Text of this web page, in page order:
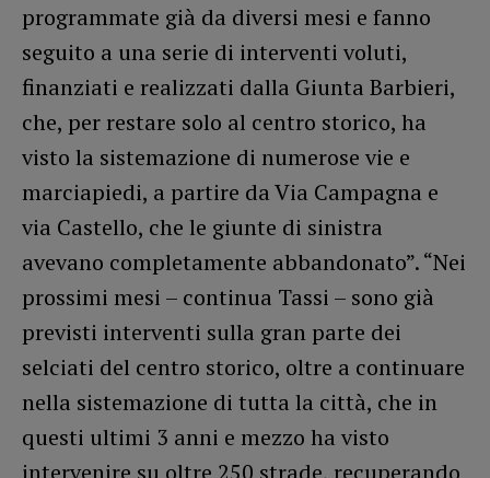
programmate già da diversi mesi e fanno
seguito a una serie di interventi voluti,
finanziati e realizzati dalla Giunta Barbieri,
che, per restare solo al centro storico, ha
visto la sistemazione di numerose vie e
marciapiedi, a partire da Via Campagna e
via Castello, che le giunte di sinistra
avevano completamente abbandonato”. “Nei
prossimi mesi – continua Tassi – sono già
previsti interventi sulla gran parte dei
selciati del centro storico, oltre a continuare
nella sistemazione di tutta la città, che in
questi ultimi 3 anni e mezzo ha visto
intervenire su oltre 250 strade, recuperando